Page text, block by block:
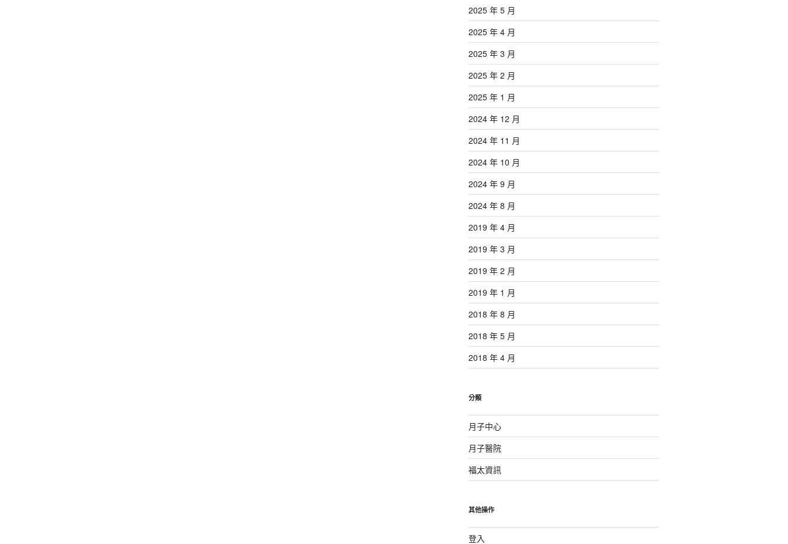
2025 年 5 月
2025 年 4 月
2025 年 3 月
2025 年 2 月
2025 年 1 月
2024 年 12 月
2024 年 11 月
2024 年 10 月
2024 年 9 月
2024 年 8 月
2019 年 4 月
2019 年 3 月
2019 年 2 月
2019 年 1 月
2018 年 8 月
2018 年 5 月
2018 年 4 月
分類
月子中心
月子醫院
福太資訊
其他操作
登入